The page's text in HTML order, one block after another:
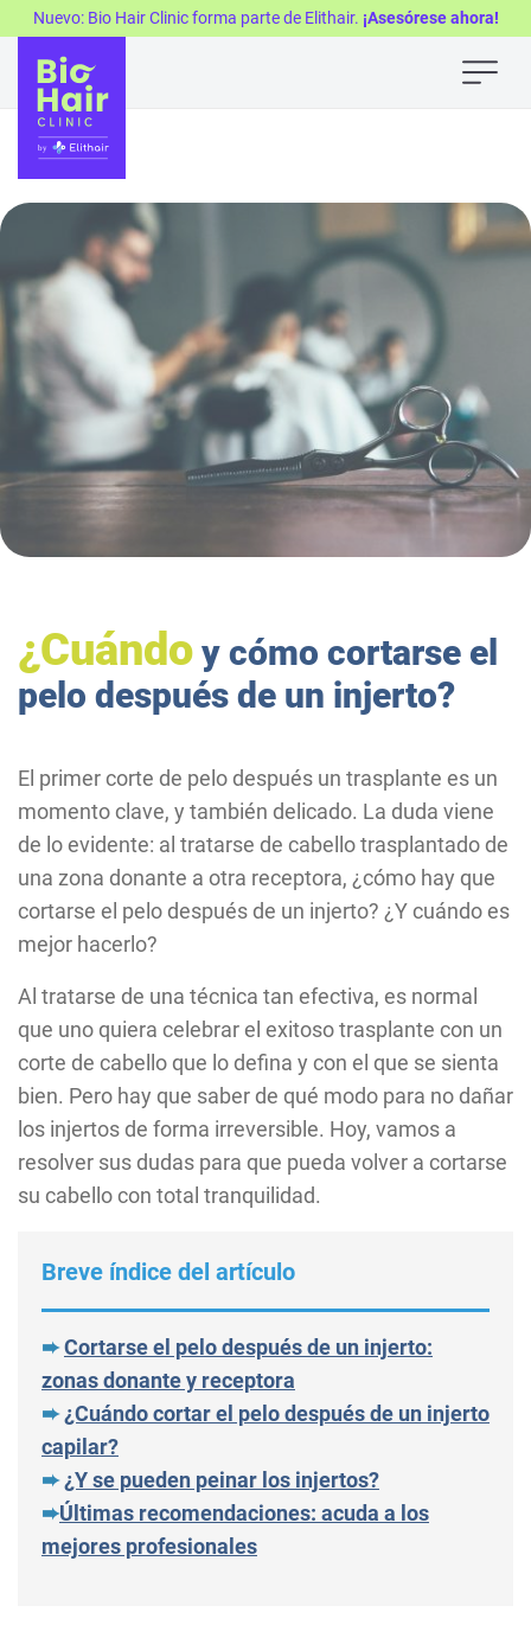
Nuevo: Bio Hair Clinic forma parte de Elithair. ¡Asesórese ahora!
¿Cuándo y cómo cortarse el
pelo después de un injerto?
El primer corte de pelo después un trasplante es un
momento clave, y también delicado. La duda viene
de lo evidente: al tratarse de cabello trasplantado de
una zona donante a otra receptora, ¿cómo hay que
cortarse el pelo después de un injerto? ¿Y cuándo es
mejor hacerlo?
Al tratarse de una técnica tan efectiva, es normal
que uno quiera celebrar el exitoso trasplante con un
corte de cabello que lo defina y con el que se sienta
bien. Pero hay que saber de qué modo para no dañar
los injertos de forma irreversible. Hoy, vamos a
resolver sus dudas para que pueda volver a cortarse
su cabello con total tranquilidad.
Breve índice del artículo
➨Cortarse el pelo después de un injerto:
zonas donante y receptora
➨¿Cuándo cortar el pelo después de un injerto
capilar?
➨¿Y se pueden peinar los injertos?
➨Últimas recomendaciones: acuda a los
mejores profesionales